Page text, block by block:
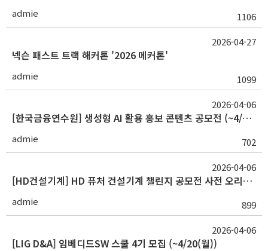
admie 1106
넥슨 패스트 트랙 해커톤 '2026 메커톤'
admie 1099
2026-04-27
[한국금융연수원] 생성형 AI 활용 홍보 콘텐츠 공모전 (~4/13)
admie 702
2026-04-06
[HD건설기계] HD 퓨처 건설기계 챌린지 공모전 사전 오리엔테이션 신청 (~4/15)
admie 899
2026-04-06
[LIG D&A] 임베디드SW 스쿨 4기 모집 (~4/20(월))
2026-04-06